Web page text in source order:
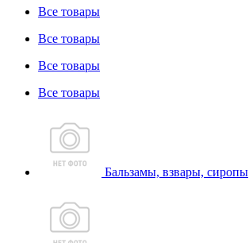
Все товары
Все товары
Все товары
Все товары
Бальзамы, взвары, сиропы